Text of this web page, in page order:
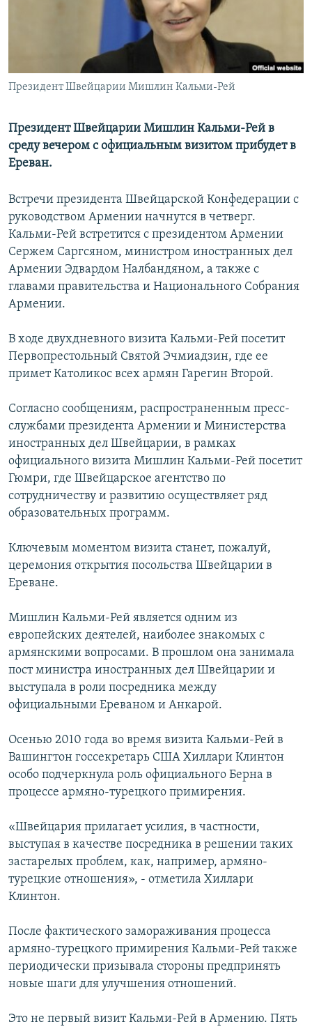
Русский
Президент Швейцарии Мишлин Кальми-Рей
Президент Швейцарии Мишлин Кальми-Рей в
среду вечером с официальным визитом прибудет в
Ереван.
Встречи президента Швейцарской Конфедерации с
руководством Армении начнутся в четверг.
Кальми-Рей встретится с президентом Армении
Сержем Саргсяном, министром иностранных дел
Армении Эдвардом Налбандяном, а также с
главами правительства и Национального Собрания
Армении.
В ходе двухдневного визита Кальми-Рей посетит
Первопрестольный Святой Эчмиадзин, где ее
примет Католикос всех армян Гарегин Второй.
Согласно сообщениям, распространенным пресс-
службами президента Армении и Министерства
иностранных дел Швейцарии, в рамках
официального визита Мишлин Кальми-Рей посетит
Гюмри, где Швейцарское агентство по
сотрудничеству и развитию осуществляет ряд
образовательных программ.
Ключевым моментом визита станет, пожалуй,
церемония открытия посольства Швейцарии в
Ереване.
Мишлин Кальми-Рей является одним из
европейских деятелей, наиболее знакомых с
армянскими вопросами. В прошлом она занимала
пост министра иностранных дел Швейцарии и
выступала в роли посредника между
официальными Ереваном и Анкарой.
Осенью 2010 года во время визита Кальми-Рей в
Вашингтон госсекретарь США Хиллари Клинтон
особо подчеркнула роль официального Берна в
процессе армяно-турецкого примирения.
«Швейцария прилагает усилия, в частности,
выступая в качестве посредника в решении таких
застарелых проблем, как, например, армяно-
турецкие отношения», - отметила Хиллари
Клинтон.
После фактического замораживания процесса
армяно-турецкого примирения Кальми-Рей также
периодически призывала стороны предпринять
новые шаги для улучшения отношений.
Это не первый визит Кальми-Рей в Армению. Пять